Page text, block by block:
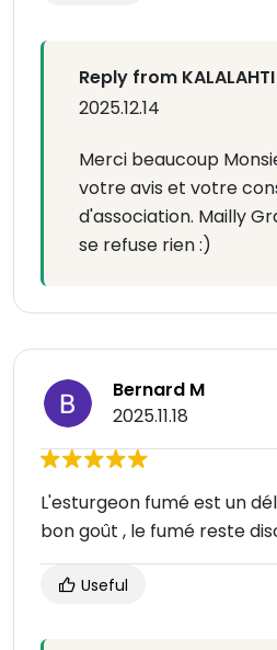
Reply from KALALAHTI
2025.12.14
Merci beaucoup
votre avis et votre
d'association. Mailly
se refuse rien :)
Bernard M
2025.11.18
L'esturgeon fumé est un
bon goût , le fumé reste
Useful